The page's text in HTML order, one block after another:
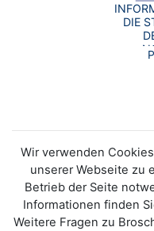
DIE
Wir verwenden
unserer Webseite zu
Betrieb der Seite
Informationen finden
Weitere Fragen zu